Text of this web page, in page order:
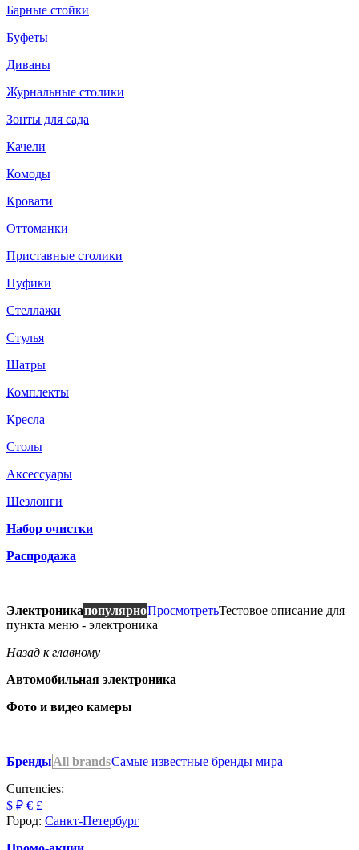
Барные стойки
Буфеты
Диваны
Журнальные столики
Зонты для сада
Качели
Комоды
Кровати
Оттоманки
Приставные столики
Пуфики
Стеллажи
Стулья
Шатры
Комплекты
Кресла
Столы
Аксессуары
Шезлонги
Набор очистки
Распродажа
ЭлектроникапопулярноПросмотретьТестовое описание для
пункта меню - электроника
Назад к главному
Автомобильная электроника
Фото и видео камеры
БрендыAll brandsСамые известные бренды мира
Currencies:
$ ₽ € £
Город: Санкт-Петербург